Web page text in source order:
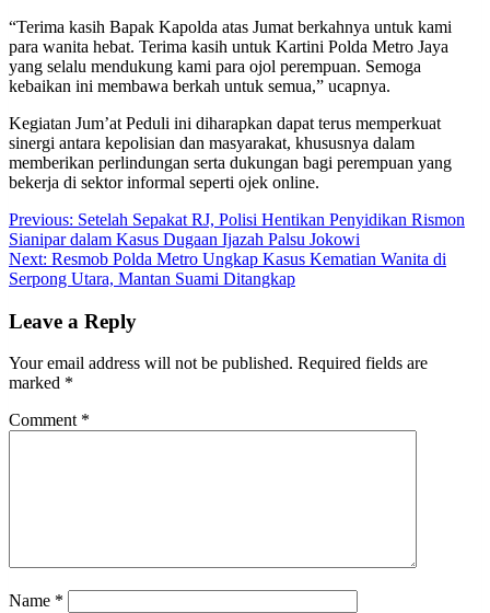
“Terima kasih Bapak Kapolda atas Jumat berkahnya untuk kami
para wanita hebat. Terima kasih untuk Kartini Polda Metro Jaya
yang selalu mendukung kami para ojol perempuan. Semoga
kebaikan ini membawa berkah untuk semua,” ucapnya.
Kegiatan Jum’at Peduli ini diharapkan dapat terus memperkuat
sinergi antara kepolisian dan masyarakat, khususnya dalam
memberikan perlindungan serta dukungan bagi perempuan yang
bekerja di sektor informal seperti ojek online.
Post
navigation
Previous: Setelah Sepakat RJ, Polisi Hentikan Penyidikan Rismon
Sianipar dalam Kasus Dugaan Ijazah Palsu Jokowi
Next: Resmob Polda Metro Ungkap Kasus Kematian Wanita di
Serpong Utara, Mantan Suami Ditangkap
Leave a Reply
Your email address will not be published. Required fields are
marked *
Comment *
Name *